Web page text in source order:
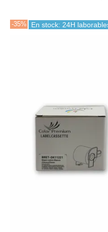
-35% En stock: 24H